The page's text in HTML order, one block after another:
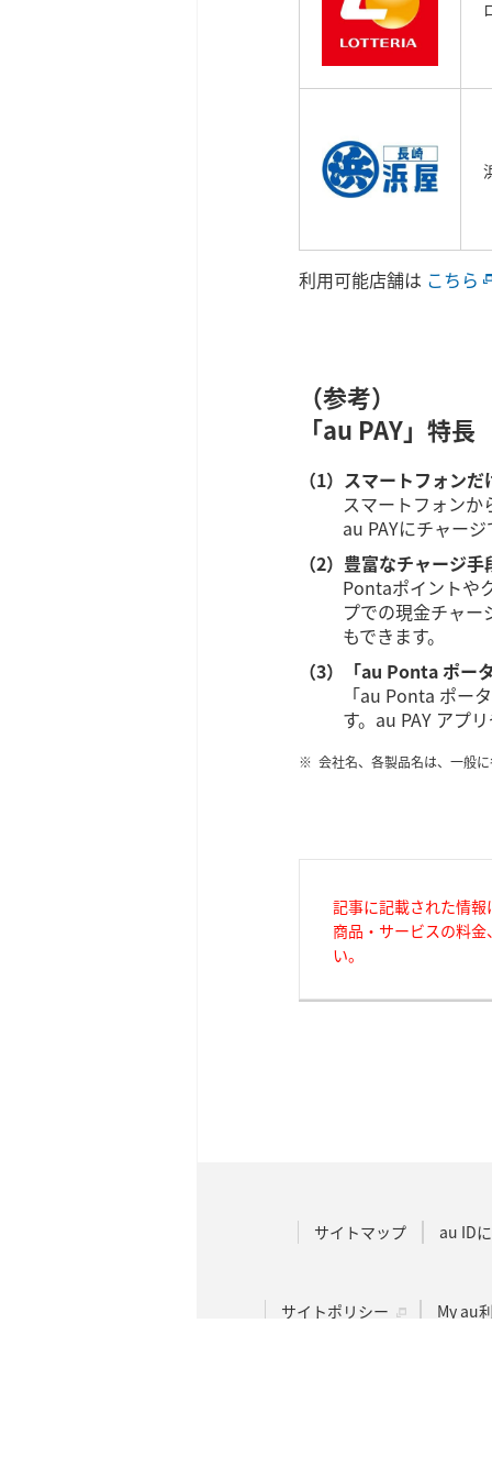
利用可能店舗は こちら
（参考）
「au PAY」特長
（1）スマートフォン
スマートフォン
au PAYにチャー
（2）豊富なチャージ
Pontaポイントや
プでの現金チャ
もできます。
（3）「au Ponta ポー
「au Ponta ポー
す。au PAY アプ
会社名、各製品名は、一般
記事に記載された情
商品・サービスの料
い。
サイトマップ au ID
サイトポリシー My au